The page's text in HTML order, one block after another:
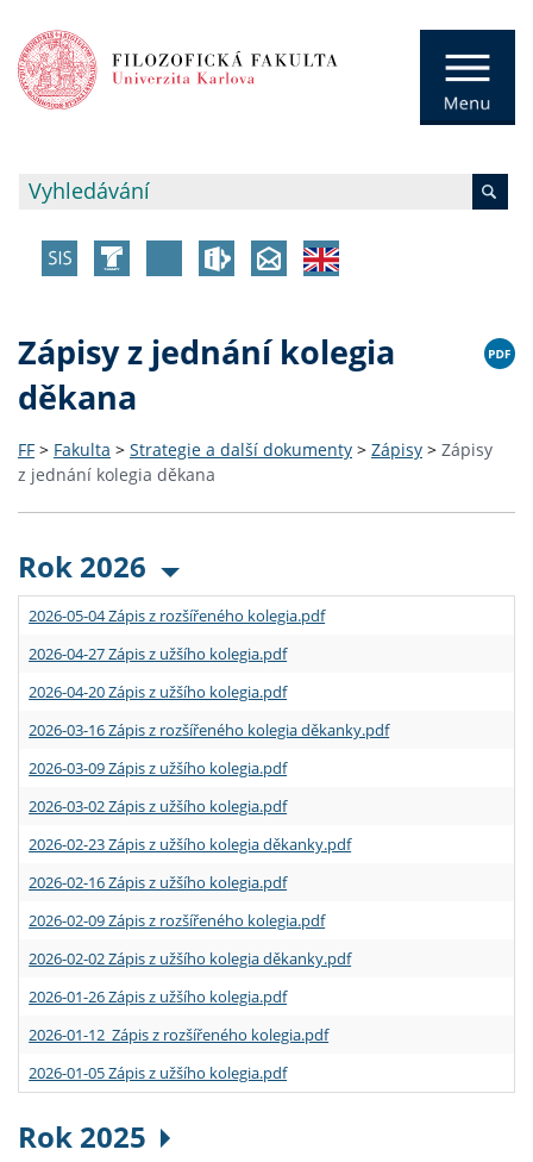
Zápisy z jednání kolegia
děkana
FF > Fakulta > Strategie a další dokumenty > Zápisy > Zápisy
z jednání kolegia děkana
Rok 2026
2026-05-04 Zápis z rozšířeného kolegia.pdf
2026-04-27 Zápis z užšího kolegia.pdf
2026-04-20 Zápis z užšího kolegia.pdf
2026-03-16 Zápis z rozšířeného kolegia děkanky.pdf
2026-03-09 Zápis z užšího kolegia.pdf
2026-03-02 Zápis z užšího kolegia.pdf
2026-02-23 Zápis z užšího kolegia děkanky.pdf
2026-02-16 Zápis z užšího kolegia.pdf
2026-02-09 Zápis z rozšířeného kolegia.pdf
2026-02-02 Zápis z užšího kolegia děkanky.pdf
2026-01-26 Zápis z užšího kolegia.pdf
2026-01-12 Zápis z rozšířeného kolegia.pdf
2026-01-05 Zápis z užšího kolegia.pdf
Rok 2025